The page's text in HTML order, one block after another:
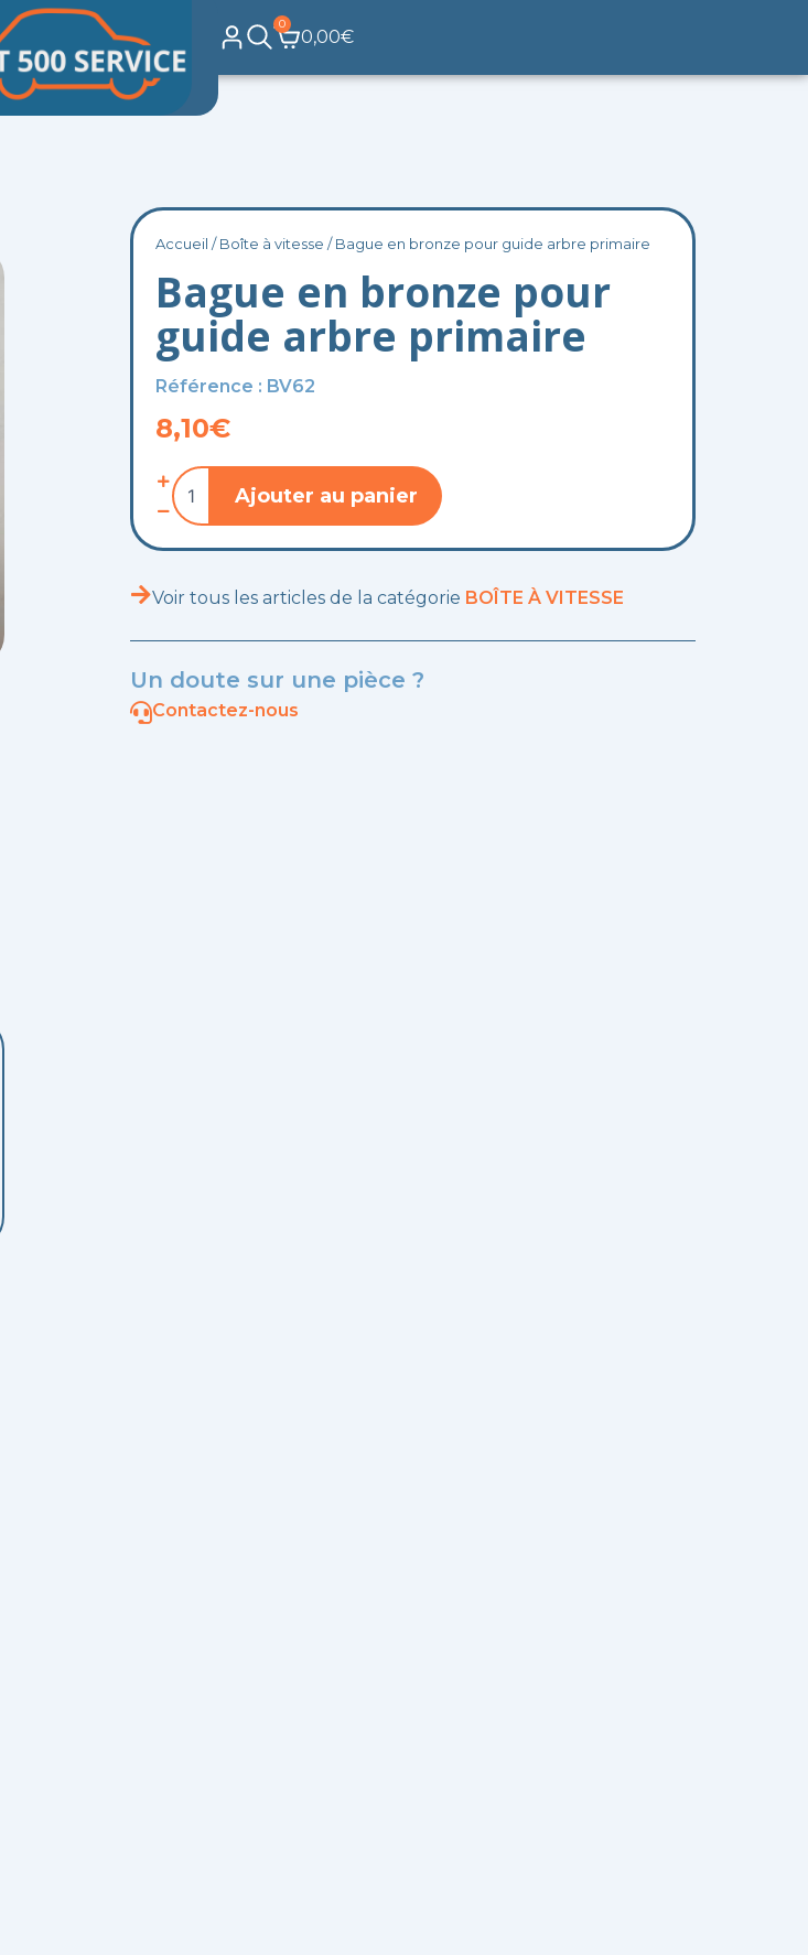
0,00€
0
Panier
Accueil /Boîte à vitesse / Bague en bronze pour guide arbre primaire
Bague en bronze pour
guide arbre primaire
Référence : BV62
8,10€
quantité
de
Bague
guide
Ajouter au panier
Voir tous les articles de la catégorie BOÎTE À VITESSE
Un doute sur une pièce ?
Contactez-nous